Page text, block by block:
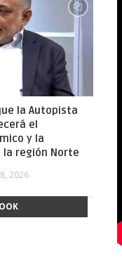
la Autopista
el
y la
la región Norte
2026